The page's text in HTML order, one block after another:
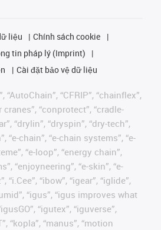
liệu
Chính sách cookie
tin pháp lý (Imprint)
Cài đặt bảo vệ dữ liệu
“CFRIP”, “chainflex”,
“conprotect”, “cradle-
“drylin”, “dryspin”, “dry-tech”,
“e-chain”, “e-chain systems”, “e-
“e-loop”, “energy chain”,
“enjoyneering”, “e-skin”, “e-
“i.Cee”, “ibow”, “igear”, “iglide”,
“igus”, “igus improves what
“igutex”, “iguverse”,
“kopla”, “manus”, “motion